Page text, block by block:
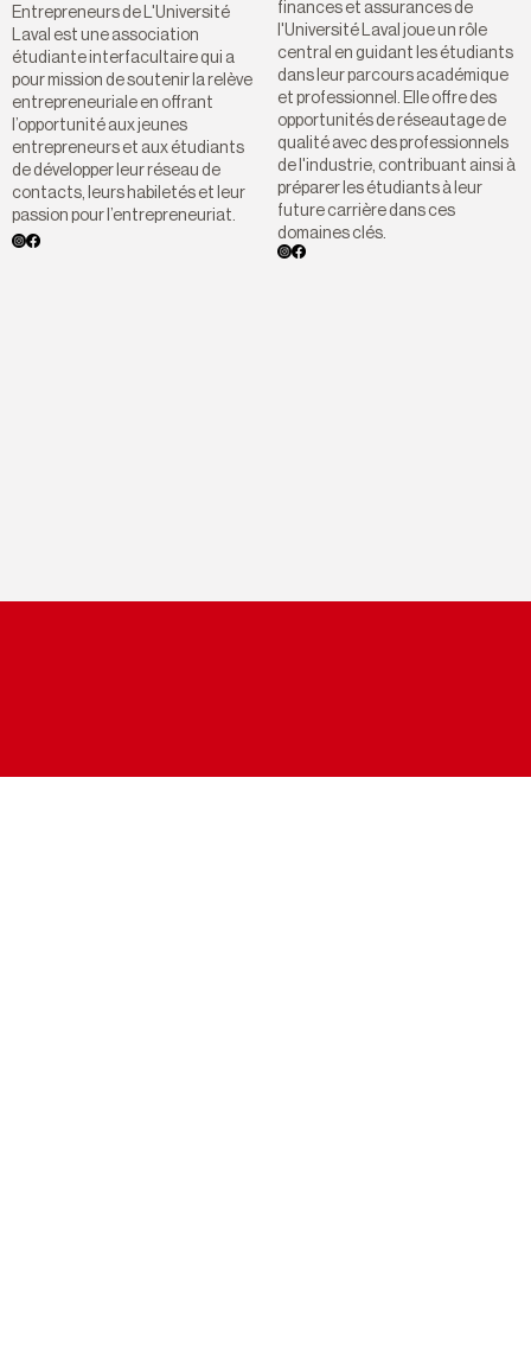
finances et assurances de
l'Université Laval joue un rôle
central en guidant les étudiants
dans leur parcours académique
et professionnel. Elle offre des
opportunités de réseautage de
qualité avec des professionnels
de l'industrie, contribuant ainsi à
préparer les étudiants à leur
future carrière dans ces
domaines clés.
Entrepreneurs de L'Université
Laval est une association
étudiante interfacultaire qui a
pour mission de soutenir la relève
entrepreneuriale en offrant
l’opportunité aux jeunes
entrepreneurs et aux étudiants
de développer leur réseau de
contacts, leurs habiletés et leur
passion pour l’entrepreneuriat.